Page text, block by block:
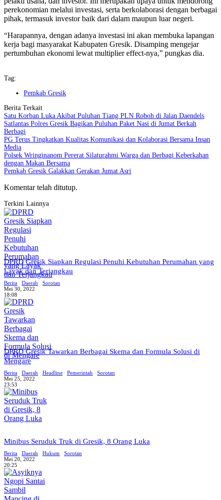
perekonomian melalui investasi, serta berkolaborasi dengan berbagai
pihak, termasuk investor baik dari dalam maupun luar negeri.
“Harapannya, dengan adanya investasi ini akan membuka lapangan
kerja bagi masyarakat Kabupaten Gresik. Disamping mengejar
pertumbuhan ekonomi lewat multiplier effect-nya,” pungkas dia.
Tag:
Pemkab Gresik
Berita Terkait
Satu Korban Luka Akibat Puluhan Tiang PLN Roboh di Jalan Daendels
Satlantas Polres Gresik Bagikan Puluhan Paket Nasi di Jumat Berkah
Berbagi
PG Terus Tingkatkan Kualitas Komunikasi dan Kolaborasi Bersama Insan
Media
Polsek Wringinanom Pererat Silaturahmi Warga dan Berbagi Keberkahan
dengan Makan Bersama
Pemkab Gresik Galakkan Gerakan Jumat Asri
Komentar telah ditutup.
Terkini Lainnya
DPRD Gresik Siapkan Regulasi Penuhi Kebutuhan Perumahan yang
Layak dan Terjangkau
Berita Daerah
Sorotan
Mei 30, 2022
18:08
DPRD Gresik Tawarkan Berbagai Skema dan Formula Solusi di
Mengare
Berita Daerah Headline Pemerintah
Sorotan
Mei 25, 2022
23:53
Minibus Seruduk Truk di Gresik, 8 Orang Luka
Berita Daerah Hukum
Sorotan
Mei 20, 2022
20:25